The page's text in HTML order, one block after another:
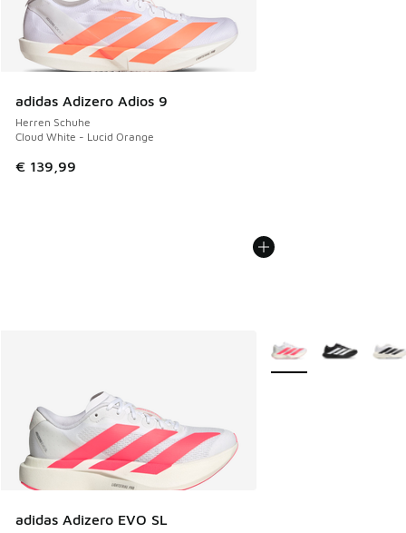
adidas Adizero Adios 9
Herren Schuhe
Cloud White - Lucid Orange
€ 139,99
adidas Adizero EVO SL
Weitere Farben